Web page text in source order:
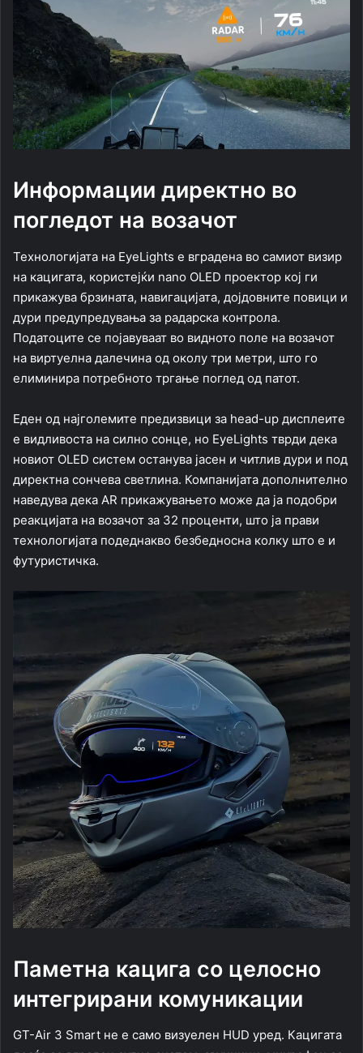
Информации директно во
погледот на возачот
Технологијата на EyeLights е вградена во самиот визир
на кацигата, користејќи nano OLED проектор кој ги
прикажува брзината, навигацијата, дојдовните повици и
дури предупредувања за радарска контрола.
Податоците се појавуваат во видното поле на возачот
на виртуелна далечина од околу три метри, што го
елиминира потребното тргање поглед од патот.
Еден од најголемите предизвици за head-up дисплеите
е видливоста на силно сонце, но EyeLights тврди дека
новиот OLED систем останува јасен и читлив дури и под
директна сончева светлина. Компанијата дополнително
наведува дека AR прикажувањето може да ја подобри
реакцијата на возачот за 32 проценти, што ја прави
технологијата подеднакво безбедносна колку што е и
футуристичка.
Паметна кацига со целосно
интегрирани комуникации
GT-Air 3 Smart не е само визуелен HUD уред. Кацигата